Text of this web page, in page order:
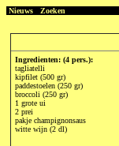
Nieuws Zoeken
Ingredienten: (4 pers.):
tagliatelli
kipfilet (500 gr)
paddestoelen (250 gr)
broccoli (250 gr)
1 grote ui
2 prei
pakje champignonsaus
witte wijn (2 dl)